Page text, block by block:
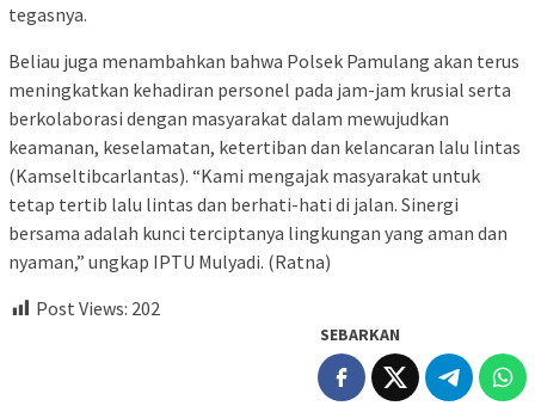
tegasnya.
Beliau juga menambahkan bahwa Polsek Pamulang akan terus
meningkatkan kehadiran personel pada jam-jam krusial serta
berkolaborasi dengan masyarakat dalam mewujudkan
keamanan, keselamatan, ketertiban dan kelancaran lalu lintas
(Kamseltibcarlantas). “Kami mengajak masyarakat untuk
tetap tertib lalu lintas dan berhati-hati di jalan. Sinergi
bersama adalah kunci terciptanya lingkungan yang aman dan
nyaman,” ungkap IPTU Mulyadi. (Ratna)
Post Views: 202
SEBARKAN